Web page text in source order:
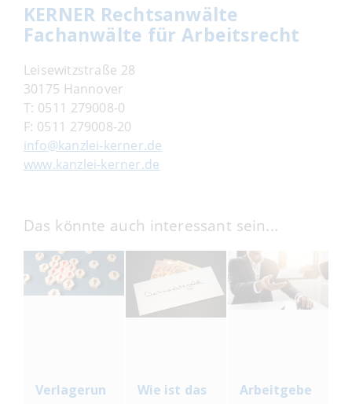
KERNER Rechtsanwälte
Fachanwälte für Arbeitsrecht
Leisewitzstraße 28
30175 Hannover
T: 0511 279008-0
F: 0511 279008-20
info@kanzlei-kerner.de
www.kanzlei-kerner.de
Das könnte auch interessant sein...
Verlagerun
Wie ist das
Arbeitgebe